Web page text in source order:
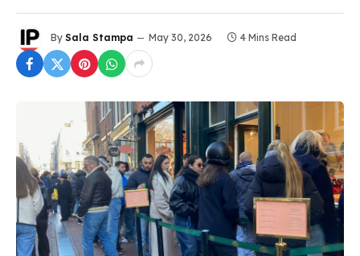
By Sala Stampa May 30, 2026 4 Mins Read